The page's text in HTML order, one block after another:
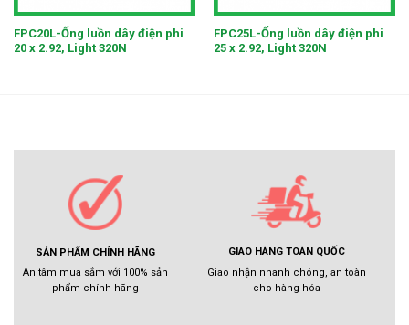
FPC20L-Ống luồn dây điện phi
20 x 2.92, Light 320N
FPC25L-Ống luồn dây điện phi
25 x 2.92, Light 320N
SẢN PHẨM CHÍNH HÃNG
An tâm mua sắm với 100% sản
phẩm chính hãng
GIAO HÀNG TOÀN QUỐC
Giao nhận nhanh chóng, an toàn
cho hàng hóa